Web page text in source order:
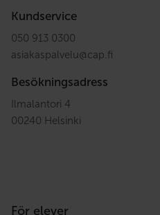
Kundservice
050 913 0300
asiakaspalvelu@cap.fi
Besökningsadress
Ilmalantori 4
00240 Helsinki
För elever